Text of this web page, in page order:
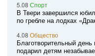
5.08 Спорт
В Твери завершился
по гребле на лодках
4.08 Общество
Благотворительный
подарил детям